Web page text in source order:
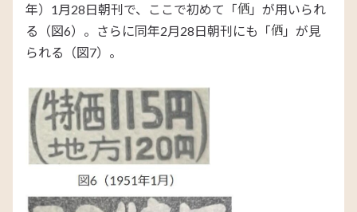
年）1月28日朝刊で、ここで初めて「
」が用いられ
る（図6）。さらに同年2月28日朝刊にも「
」が見
られる（図7）。